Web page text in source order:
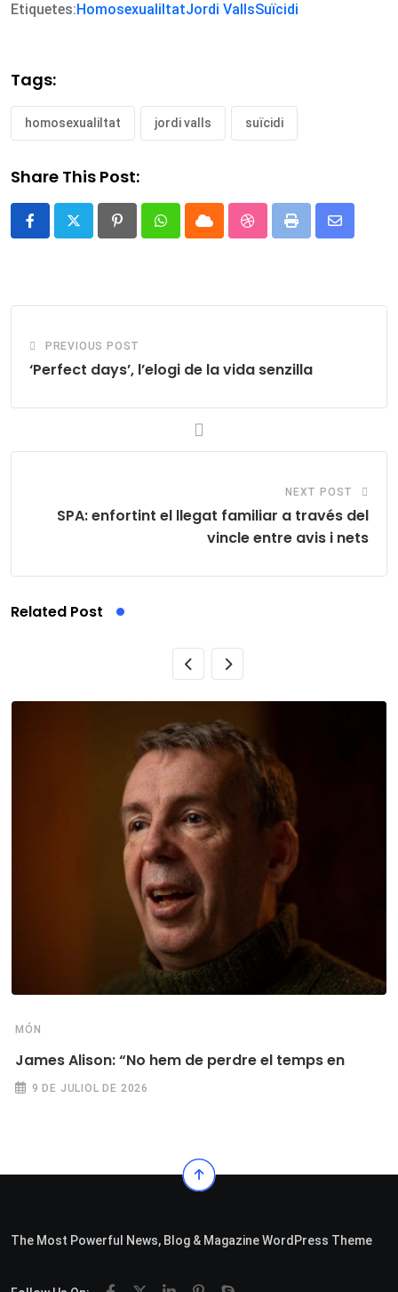
Etiquetes:HomosexualiltatJordi VallsSuïcidi
Tags:
homosexualiltat jordi valls suïcidi
Share This Post:
PinterestWhatsappCloud StumbleUpon
Print
Share
PREVIOUS POST
‘Perfect days’, l’elogi de la vida senzilla
NEXT POST
SPA: enfortint el llegat familiar a través del
vincle entre avis i nets
Related Post
MÓN
James Alison: “No hem de perdre el temps en
9 DE JULIOL DE 2026
The Most Powerful News, Blog & Magazine WordPress Theme